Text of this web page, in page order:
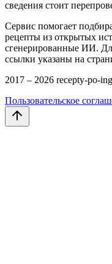
сведения стоит
Сервис помогает
рецепты из открытых
сгенерированные ИИ.
ссылки указаны на
2017 – 2026 recepty-po-
Пользовательское